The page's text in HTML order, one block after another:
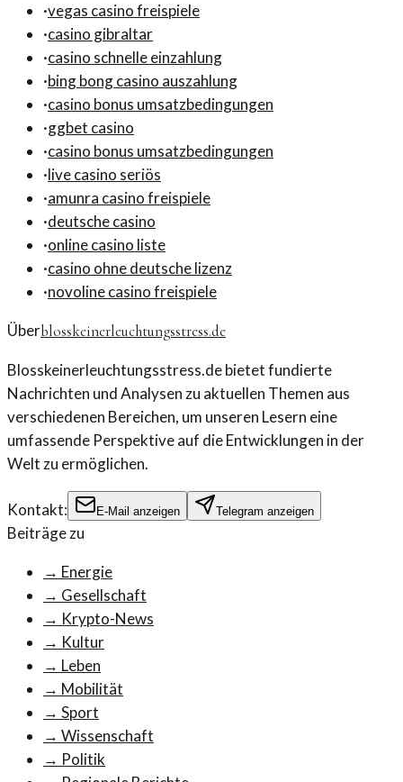
·vegas casino freispiele
·casino gibraltar
·casino schnelle einzahlung
·bing bong casino auszahlung
·casino bonus umsatzbedingungen
·ggbet casino
·casino bonus umsatzbedingungen
·live casino seriös
·amunra casino freispiele
·deutsche casino
·online casino liste
·casino ohne deutsche lizenz
·novoline casino freispiele
Überblosskeinerleuchtungsstress.de
Blosskeinerleuchtungsstress.de bietet fundierte
Nachrichten und Analysen zu aktuellen Themen aus
verschiedenen Bereichen, um unseren Lesern eine
umfassende Perspektive auf die Entwicklungen in der
Welt zu ermöglichen.
Kontakt: E-Mail anzeigen Telegram anzeigen
Beiträge zu
→ Energie
→ Gesellschaft
→ Krypto-News
→ Kultur
→ Leben
→ Mobilität
→ Sport
→ Wissenschaft
→ Politik